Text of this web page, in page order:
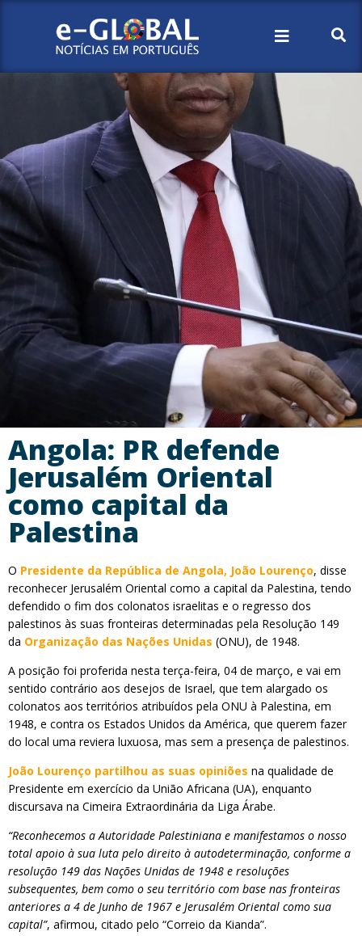
Angola: PR defende
Jerusalém Oriental
como capital da
Palestina
O Presidente da República de Angola, João Lourenço, disse
reconhecer Jerusalém Oriental como a capital da Palestina, tendo
defendido o fim dos colonatos israelitas e o regresso dos
palestinos às suas fronteiras determinadas pela Resolução 149
da Organização das Nações Unidas (ONU), de 1948.
A posição foi proferida nesta terça-feira, 04 de março, e vai em
sentido contrário aos desejos de Israel, que tem alargado os
colonatos aos territórios atribuídos pela ONU à Palestina, em
1948, e contra os Estados Unidos da América, que querem fazer
do local uma reviera luxuosa, mas sem a presença de palestinos.
João Lourenço partilhou as suas opiniões na qualidade de
Presidente em exercício da União Africana (UA), enquanto
discursava na Cimeira Extraordinária da Liga Árabe.
“Reconhecemos a Autoridade Palestiniana e manifestamos o nosso
total apoio à sua luta pelo direito à autodeterminação, conforme a
resolução 149 das Nações Unidas de 1948 e resoluções
subsequentes, bem como o seu território com base nas fronteiras
anteriores a 4 de Junho de 1967 e Jerusalém Oriental como sua
capital”, afirmou, citado pelo “Correio da Kianda”.